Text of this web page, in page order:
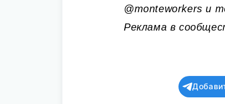
@monteworkers и
Реклама в